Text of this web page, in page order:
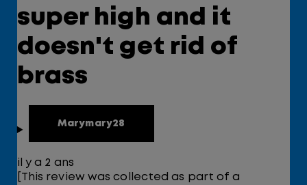
super high and it
doesn't get rid of
brass
Marymary28
il y a 2 ans
[This review was collected as part of a